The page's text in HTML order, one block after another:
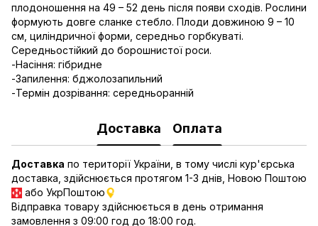
плодоношення на 49 – 52 день після появи сходів. Рослини
формують довге сланке стебло. Плоди довжиною 9 – 10
см, циліндричної форми, середньо горбкуваті.
Середньостійкий до борошнистої роси.
-Насіння: гібридне
-Запилення: бджолозапильний
-Термін дозрівання: середньоранній
Доставка Оплата
Доставка по території України, в тому числі кур'єрська
доставка, здійснюється протягом 1-3 днів, Новою Поштою
або УкрПоштою
Відправка товару здійснюється в день отримання
замовлення з 09:00 год до 18:00 год.